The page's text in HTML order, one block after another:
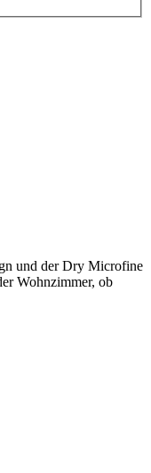
und der Dry Microfine
Wohnzimmer, ob